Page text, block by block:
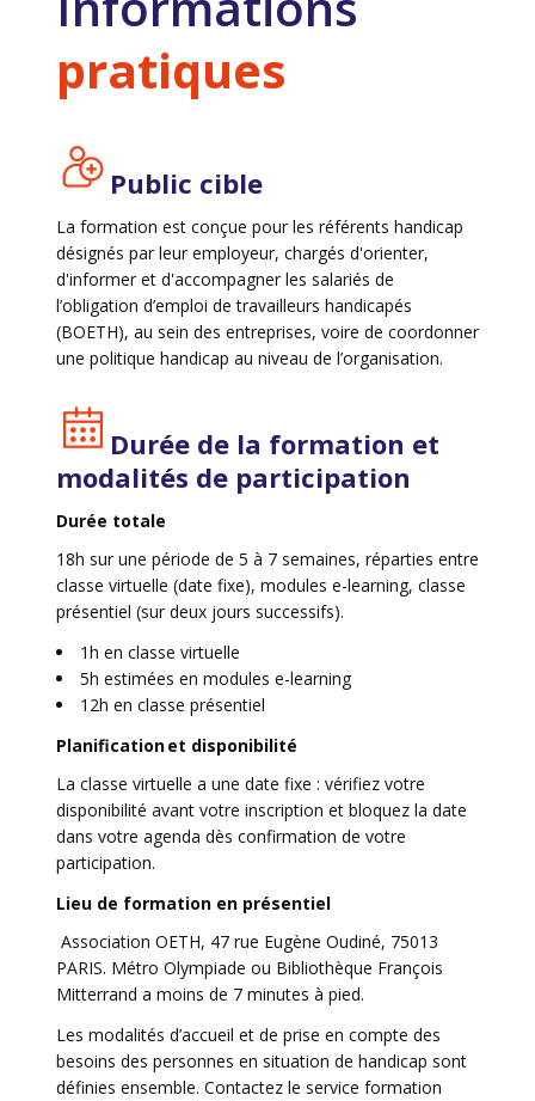
pratiques
Public cible
La formation est conçue pour les référents handicap
désignés par leur employeur, chargés d'orienter,
d'informer et d'accompagner les salariés de
l’obligation d’emploi de travailleurs handicapés
(BOETH), au sein des entreprises, voire de coordonner
une politique handicap au niveau de l’organisation.
Durée de la formation et
modalités de participation
Durée totale
18h sur une période de 5 à 7 semaines, réparties entre
classe virtuelle (date fixe), modules e-learning, classe
présentiel (sur deux jours successifs).
1h en classe virtuelle
5h estimées en modules e-learning
12h en classe présentiel
Planification et disponibilité
La classe virtuelle a une date fixe : vérifiez votre
disponibilité avant votre inscription et bloquez la date
dans votre agenda dès confirmation de votre
participation.
Lieu de formation en présentiel
Association OETH, 47 rue Eugène Oudiné, 75013
PARIS. Métro Olympiade ou Bibliothèque François
Mitterrand a moins de 7 minutes à pied.
Les modalités d’accueil et de prise en compte des
besoins des personnes en situation de handicap sont
définies ensemble. Contactez le service formation